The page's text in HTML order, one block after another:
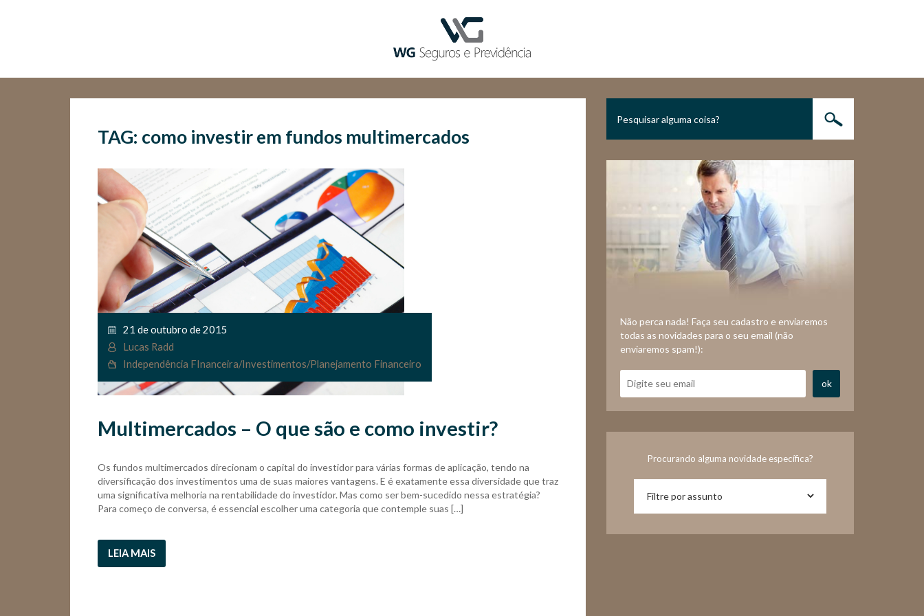
TAG: como investir em fundos multimercados
21 de outubro de 2015
Lucas Radd
Independência FInanceira/Investimentos/Planejamento Financeiro
Multimercados – O que são e como investir?
Os fundos multimercados direcionam o capital do investidor para várias formas de aplicação, tendo na
diversificação dos investimentos uma de suas maiores vantagens. E é exatamente essa diversidade que traz
uma significativa melhoria na rentabilidade do investidor. Mas como ser bem-sucedido nessa estratégia?
Para começo de conversa, é essencial escolher uma categoria que contemple suas […]
LEIA MAIS
Não perca nada! Faça seu cadastro e enviaremos
todas as novidades para o seu email (não
enviaremos spam!):
ok
Procurando alguma novidade específica?